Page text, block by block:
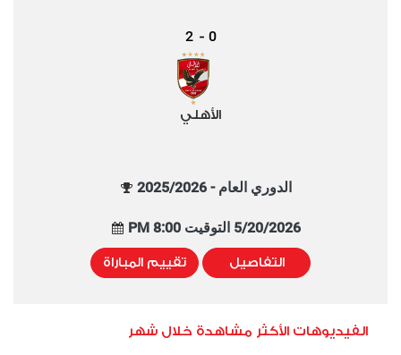
0
-
2
الأهلي
الدوري العام - 2025/2026
5/20/2026 التوقيت 8:00 PM
التفاصيل تقييم المباراة
الفيديوهات الأكثر مشاهدة خلال شهر